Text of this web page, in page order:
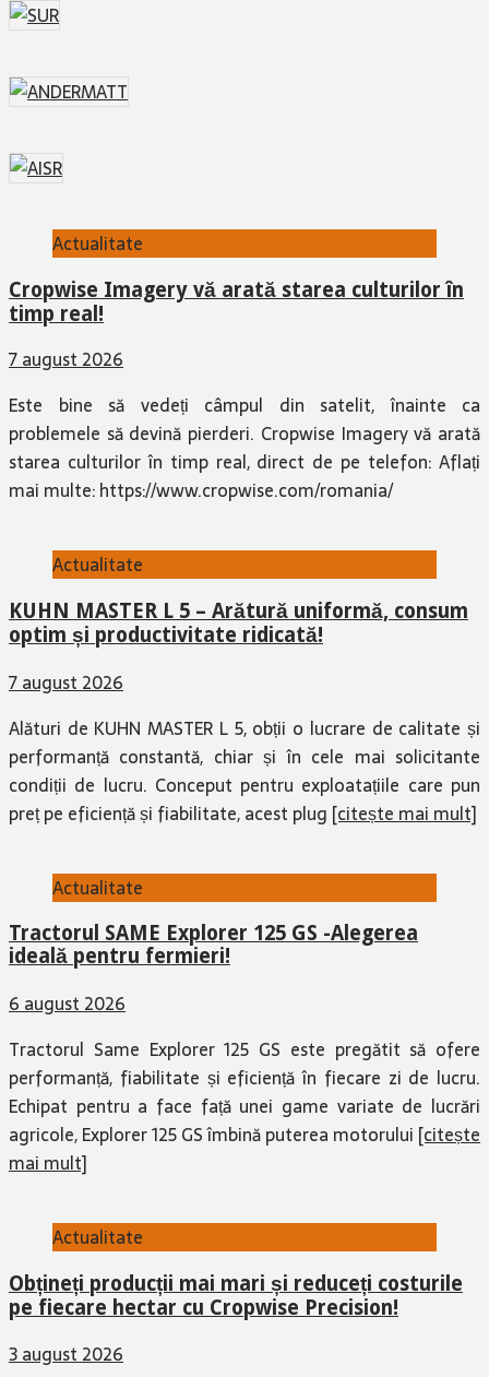
Actualitate
Cropwise Imagery vă arată starea culturilor în
timp real!
7 august 2026
Este bine să vedeți câmpul din satelit, înainte ca
problemele să devină pierderi. Cropwise Imagery vă arată
starea culturilor în timp real, direct de pe telefon: Aflați
mai multe: https://www.cropwise.com/romania/
Actualitate
KUHN MASTER L 5 – Arătură uniformă, consum
optim și productivitate ridicată!
7 august 2026
Alături de KUHN MASTER L 5, obții o lucrare de calitate și
performanță constantă, chiar și în cele mai solicitante
condiții de lucru. Conceput pentru exploatațiile care pun
preț pe eficiență și fiabilitate, acest plug [citește mai mult]
Actualitate
Tractorul SAME Explorer 125 GS -Alegerea
ideală pentru fermieri!
6 august 2026
Tractorul Same Explorer 125 GS este pregătit să ofere
performanță, fiabilitate și eficiență în fiecare zi de lucru.
Echipat pentru a face față unei game variate de lucrări
agricole, Explorer 125 GS îmbină puterea motorului [citește
mai mult]
Actualitate
Obțineți producții mai mari și reduceți costurile
pe fiecare hectar cu Cropwise Precision!
3 august 2026